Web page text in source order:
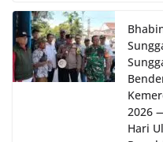
Sunggal sebagai
situasi
sekaligus
warga dalam
2026
Hari